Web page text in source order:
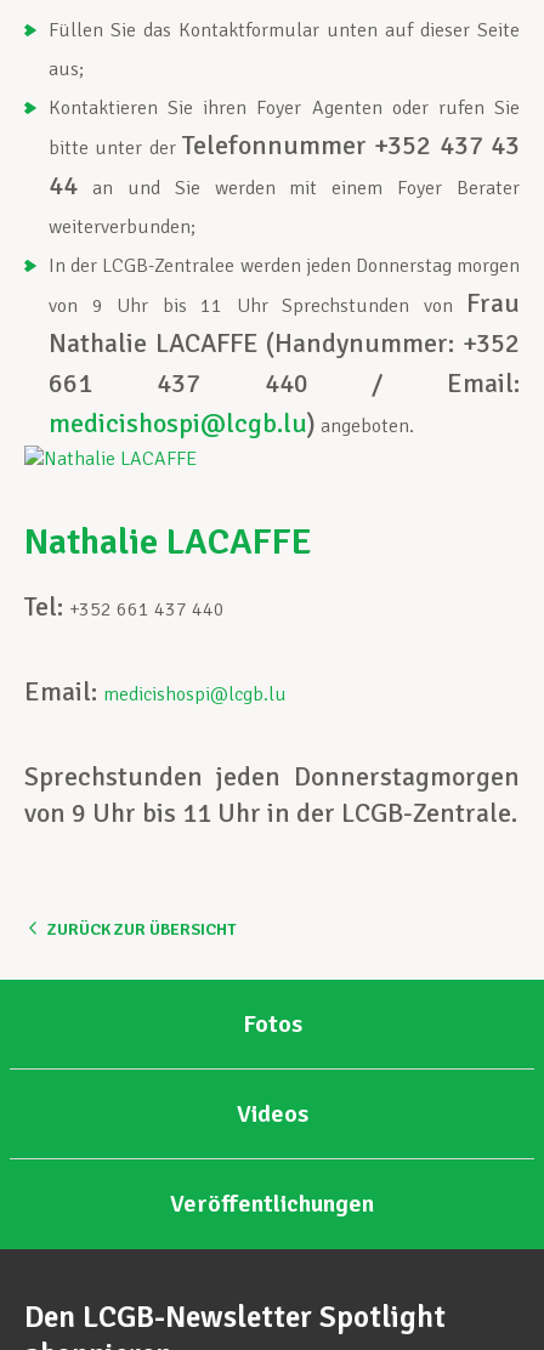
Füllen Sie das Kontaktformular unten auf dieser Seite
aus;
Kontaktieren Sie ihren Foyer Agenten oder rufen Sie
bitte unter der Telefonnummer +352 437 43
44 an und Sie werden mit einem Foyer Berater
weiterverbunden;
In der LCGB-Zentralee werden jeden Donnerstag morgen
von 9 Uhr bis 11 Uhr Sprechstunden von Frau
Nathalie LACAFFE (Handynummer: +352
661 437 440 / Email:
medicishospi@lcgb.lu) angeboten.
Nathalie LACAFFE
Tel: +352 661 437 440
Email: medicishospi@lcgb.lu
Sprechstunden jeden Donnerstagmorgen
von 9 Uhr bis 11 Uhr in der LCGB-Zentrale.
ZURÜCK ZUR ÜBERSICHT
Fotos
Videos
Veröffentlichungen
Den LCGB-Newsletter Spotlight